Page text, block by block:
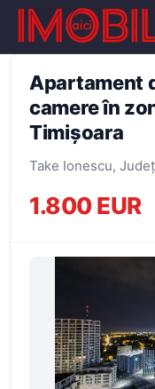
← Înapoi la oferte
Apartament
camere în
Timișoara
Take Ionescu,
1.800 EUR